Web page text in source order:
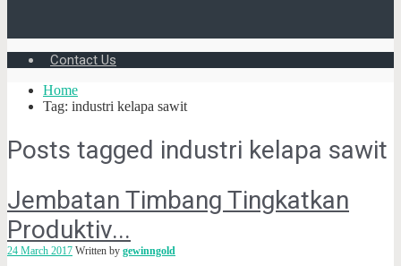
Contact Us
Home
Tag: industri kelapa sawit
Posts tagged industri kelapa sawit
Jembatan Timbang Tingkatkan
Produktiv...
24 March 2017 Written by gewinngold